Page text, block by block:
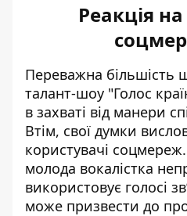
Реакція
Переважна більшість
талант-шоу "Голос
в захваті від манери
Втім, свої думки
користувачі
молода вокалістка
використовує голосі
може призвести до